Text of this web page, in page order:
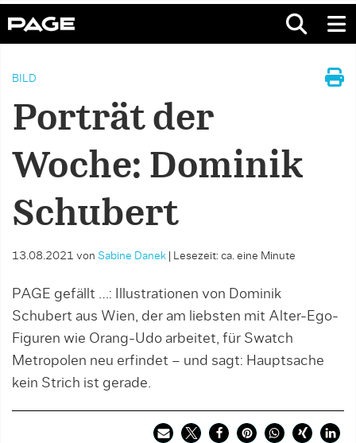
BILD
Porträt der
Woche: Dominik
Schubert
13.08.2021 von Sabine Danek Lesezeit: ca. eine Minute
PAGE gefällt …: Illustrationen von Dominik
Schubert aus Wien, der am liebsten mit Alter-Ego-
Figuren wie Orang-Udo arbeitet, für Swatch
Metropolen neu erfindet – und sagt: Hauptsache
kein Strich ist gerade.